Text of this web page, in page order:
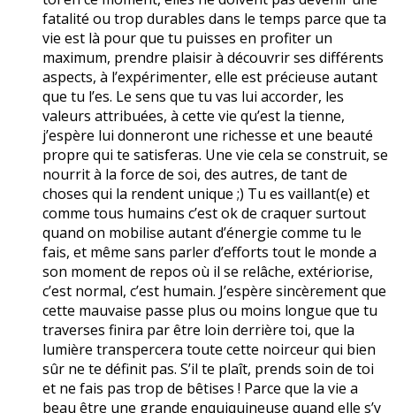
fatalité ou trop durables dans le temps parce que ta
vie est là pour que tu puisses en profiter un
maximum, prendre plaisir à découvrir ses différents
aspects, à l’expérimenter, elle est précieuse autant
que tu l’es. Le sens que tu vas lui accorder, les
valeurs attribuées, à cette vie qu’est la tienne,
j’espère lui donneront une richesse et une beauté
propre qui te satisferas. Une vie cela se construit, se
nourrit à la force de soi, des autres, de tant de
choses qui la rendent unique ;) Tu es vaillant(e) et
comme tous humains c’est ok de craquer surtout
quand on mobilise autant d’énergie comme tu le
fais, et même sans parler d’efforts tout le monde a
son moment de repos où il se relâche, extériorise,
c’est normal, c’est humain. J’espère sincèrement que
cette mauvaise passe plus ou moins longue que tu
traverses finira par être loin derrière toi, que la
lumière transpercera toute cette noirceur qui bien
sûr ne te définit pas. S’il te plaît, prends soin de toi
et ne fais pas trop de bêtises ! Parce que la vie a
beau être une grande enquiquineuse quand elle s’y